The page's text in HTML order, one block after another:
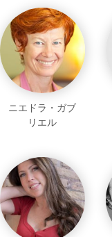
ニエドラ・ガブ
リエル